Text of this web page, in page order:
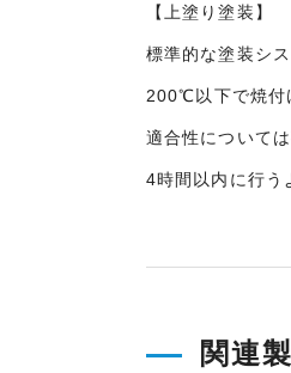
【上塗り塗装】
標準的な塗装シ
200℃以下で焼付
適合性について
4時間以内に行う
関連